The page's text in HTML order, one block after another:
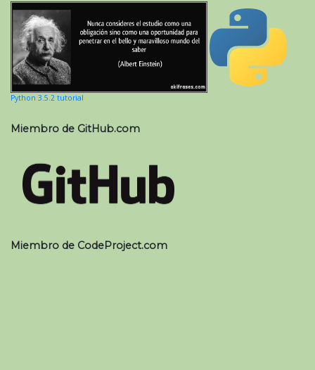
Python 3.5.2 tutorial
Miembro de GitHub.com
Miembro de CodeProject.com